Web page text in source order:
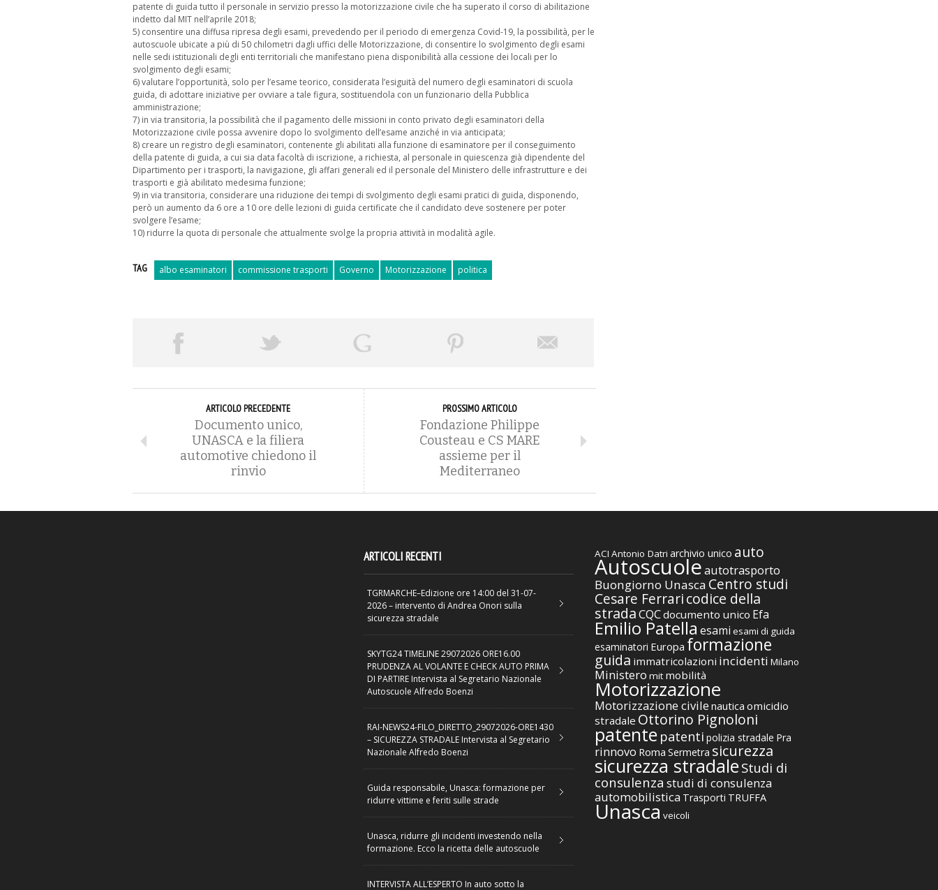
patente di guida tutto il personale in servizio presso la motorizzazione civile che ha superato il corso di abilitazione
indetto dal MIT nell’aprile 2018;
5) consentire una diffusa ripresa degli esami, prevedendo per il periodo di emergenza Covid-19, la possibilità, per le
autoscuole ubicate a più di 50 chilometri dagli uffici delle Motorizzazione, di consentire lo svolgimento degli esami
nelle sedi istituzionali degli enti territoriali che manifestano piena disponibilità alla cessione dei locali per lo
svolgimento degli esami;
6) valutare l’opportunità, solo per l’esame teorico, considerata l’esiguità del numero degli esaminatori di scuola
guida, di adottare iniziative per ovviare a tale figura, sostituendola con un funzionario della Pubblica
amministrazione;
7) in via transitoria, la possibilità che il pagamento delle missioni in conto privato degli esaminatori della
Motorizzazione civile possa avvenire dopo lo svolgimento dell’esame anziché in via anticipata;
8) creare un registro degli esaminatori, contenente gli abilitati alla funzione di esaminatore per il conseguimento
della patente di guida, a cui sia data facoltà di iscrizione, a richiesta, al personale in quiescenza già dipendente del
Dipartimento per i trasporti, la navigazione, gli affari generali ed il personale del Ministero delle infrastrutture e dei
trasporti e già abilitato medesima funzione;
9) in via transitoria, considerare una riduzione dei tempi di svolgimento degli esami pratici di guida, disponendo,
però un aumento da 6 ore a 10 ore delle lezioni di guida certificate che il candidato deve sostenere per poter
svolgere l’esame;
10) ridurre la quota di personale che attualmente svolge la propria attività in modalità agile.
TAG albo esaminatori commissione trasporti Governo Motorizzazione politica
ARTICOLO PRECEDENTE
Documento unico,
UNASCA e la filiera
automotive chiedono il
rinvio
PROSSIMO ARTICOLO
Fondazione Philippe
Cousteau e CS MARE
assieme per il
Mediterraneo
ARTICOLI RECENTI
TGRMARCHE–Edizione ore 14:00 del 31-07-
2026 – intervento di Andrea Onori sulla
sicurezza stradale
SKYTG24 TIMELINE 29072026 ORE16.00
PRUDENZA AL VOLANTE E CHECK AUTO PRIMA
DI PARTIRE Intervista al Segretario Nazionale
Autoscuole Alfredo Boenzi
RAI-NEWS24-FILO_DIRETTO_29072026-ORE1430
– SICUREZZA STRADALE Intervista al Segretario
Nazionale Alfredo Boenzi
Guida responsabile, Unasca: formazione per
ridurre vittime e feriti sulle strade
Unasca, ridurre gli incidenti investendo nella
formazione. Ecco la ricetta delle autoscuole
INTERVISTA ALL’ESPERTO In auto sotto la
ACI Antonio Datri archivio unico auto
Autoscuoleautotrasporto
Buongiorno Unasca Centro studi
Cesare Ferraricodice della
stradaCQCdocumento unico Efa
Emilio Patella esami esami di guida
esaminatori Europa formazione
guida immatricolazioni incidenti Milano
Ministero mit mobilità
Motorizzazione
Motorizzazione civile nautica omicidio
stradale Ottorino Pignoloni
patente patenti polizia stradale Pra
rinnovo Roma Sermetra sicurezza
sicurezza stradaleStudi di
consulenza studi di consulenza
automobilistica Trasporti TRUFFA
Unasca veicoli